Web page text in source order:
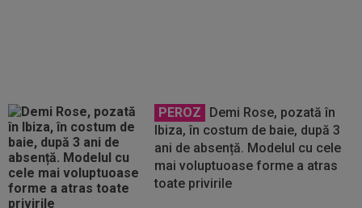
PEROZ
Demi Rose, pozată în
Ibiza, în costum de baie, după 3
ani de absență. Modelul cu cele
mai voluptuoase forme a atras
toate privirile